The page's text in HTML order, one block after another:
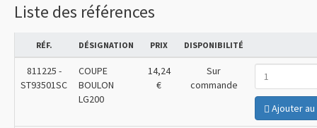
Liste des références
RÉF. DÉSIGNATION PRIX DISPONIBILITÉ
811225 -
ST93501SC
COUPE
BOULON
LG200
14,24
€
Sur
commande
Ajouter